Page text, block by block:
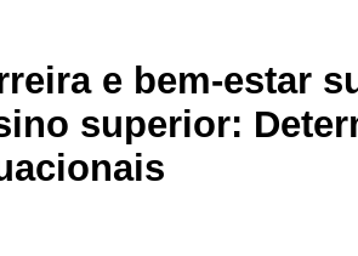
e bem-estar
superior: